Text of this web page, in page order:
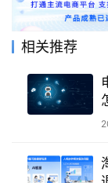
相关推荐